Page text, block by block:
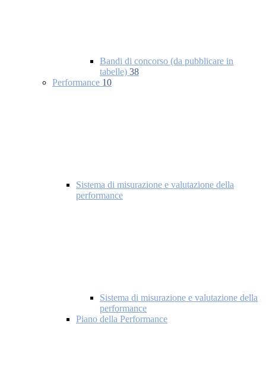
Bandi di concorso (da pubblicare in
tabelle) 38
Performance 10
Sistema di misurazione e valutazione della
performance
Sistema di misurazione e valutazione della
performance
Piano della Performance